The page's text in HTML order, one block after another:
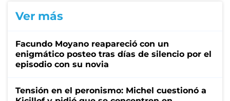
Ver más
Facundo Moyano reapareció con un
enigmático posteo tras días de silencio por el
episodio con su novia
Tensión en el peronismo: Michel cuestionó a